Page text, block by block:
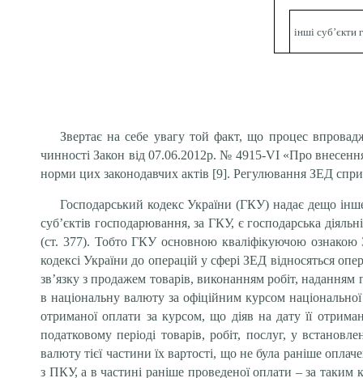
інші суб’єкти
Звертає на себе увагу той факт, що процес
чинності Закон від 07.06.2012р. № 4915-VI «Про
норми цих законодавчих актів [9]. Регулювання ЗЕД
Господарський кодекс України (ГКУ) надає дещо
суб’єктів господарювання, за ГКУ, є господарська
(ст. 377). Тобто ГКУ основною кваліфікуючою
кодексі України до операцій у сфері ЗЕД відносяться
зв’язку з продажем товарів, виконанням робіт, наданням
в національну валюту за офіційним курсом
отриманої оплати за курсом, що діяв на дату її
податковому періоді товарів, робіт, послуг, у
валюту тієї частини їх вартості, що не була раніше
з ПКУ, а в частині раніше проведеної оплати – за таким